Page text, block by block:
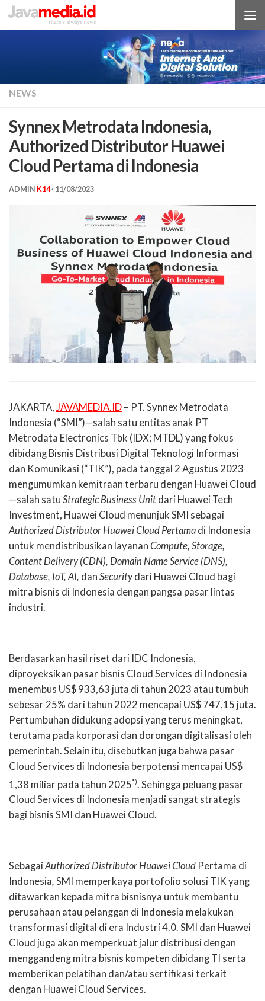
Skip to content
NEWS
Synnex Metrodata Indonesia,
Authorized Distributor Huawei
Cloud Pertama di Indonesia
ADMIN K14· 11/08/2023
JAKARTA, JAVAMEDIA.ID – PT. Synnex Metrodata
Indonesia (“SMI”)—salah satu entitas anak PT
Metrodata Electronics Tbk (IDX: MTDL) yang fokus
dibidang Bisnis Distribusi Digital Teknologi Informasi
dan Komunikasi (“TIK”), pada tanggal 2 Agustus 2023
mengumumkan kemitraan terbaru dengan Huawei Cloud
—salah satu Strategic Business Unit dari Huawei Tech
Investment, Huawei Cloud menunjuk SMI sebagai
Authorized Distributor Huawei Cloud Pertama di Indonesia
untuk mendistribusikan layanan Compute, Storage,
Content Delivery (CDN), Domain Name Service (DNS),
Database, IoT, AI, dan Securitydari Huawei Cloud bagi
mitra bisnis di Indonesia dengan pangsa pasar lintas
industri.
Berdasarkan hasil riset dari IDC Indonesia,
diproyeksikan pasar bisnis Cloud Services di Indonesia
menembus US$ 933,63 juta di tahun 2023 atau tumbuh
sebesar 25% dari tahun 2022 mencapai US$ 747,15 juta.
Pertumbuhan didukung adopsi yang terus meningkat,
terutama pada korporasi dan dorongan digitalisasi oleh
pemerintah. Selain itu, disebutkan juga bahwa pasar
Cloud Services di Indonesia berpotensi mencapai US$
1,38 miliar pada tahun 2025*). Sehingga peluang pasar
Cloud Services di Indonesia menjadi sangat strategis
bagi bisnis SMI dan Huawei Cloud.
Sebagai Authorized Distributor Huawei Cloud Pertama di
Indonesia, SMI memperkaya portofolio solusi TIK yang
ditawarkan kepada mitra bisnisnya untuk membantu
perusahaan atau pelanggan di Indonesia melakukan
transformasi digital di era Industri 4.0. SMI dan Huawei
Cloud juga akan memperkuat jalur distribusi dengan
menggandeng mitra bisnis kompeten dibidang TI serta
memberikan pelatihan dan/atau sertifikasi terkait
dengan Huawei Cloud Services.